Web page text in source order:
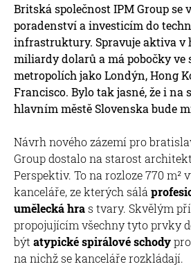
Britská společnost IPM Group se
poradenství a investicím do
infrastruktury. Spravuje aktiva v
miliardy dolarů a má pobočky ve
metropolích jako Londýn, Hong
Francisco. Bylo tak jasné, že i na
hlavním městě Slovenska bude
Návrh nového zázemí pro
Group dostalo na starost
Perspektiv. To na rozloze 770 m²
kanceláře, ze kterých sálá
umělecká hras tvary. Skvělým
propojujícím všechny tyto prvky
být atypické spirálové schody
na nichž se kanceláře rozkládají.